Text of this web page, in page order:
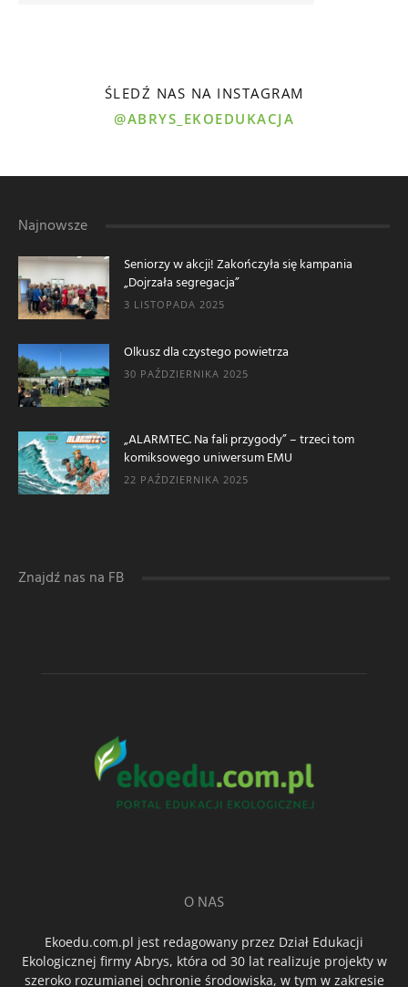
ŚLEDŹ NAS NA INSTAGRAM
@ABRYS_EKOEDUKACJA
Najnowsze
Seniorzy w akcji! Zakończyła się kampania
„Dojrzała segregacja”
3 LISTOPADA 2025
Olkusz dla czystego powietrza
30 PAŹDZIERNIKA 2025
„ALARMTEC. Na fali przygody” – trzeci tom
komiksowego uniwersum EMU
22 PAŹDZIERNIKA 2025
Znajdź nas na FB
O NAS
Ekoedu.com.pl jest redagowany przez Dział Edukacji
Ekologicznej firmy Abrys, która od 30 lat realizuje projekty w
szeroko rozumianej ochronie środowiska, w tym w zakresie